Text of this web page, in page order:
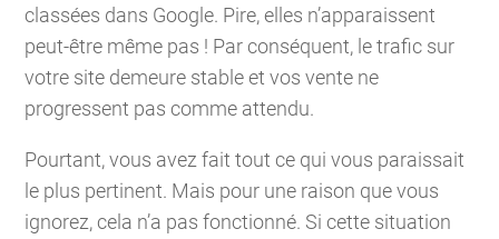
classées dans Google. Pire, elles n’apparaissent
peut-être même pas ! Par conséquent, le trafic sur
votre site demeure stable et vos vente ne
progressent pas comme attendu.
Pourtant, vous avez fait tout ce qui vous paraissait
le plus pertinent. Mais pour une raison que vous
ignorez, cela n’a pas fonctionné. Si cette situation